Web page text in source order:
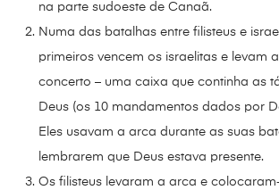
na parte sudoeste de Canaã.
Numa das batalhas entre filisteus e
primeiros vencem os israelitas e levam
concerto – uma caixa que continha as
Deus (os 10 mandamentos dados por
Eles usavam a arca durante as suas
lembrarem que Deus estava presente.
Os filisteus levaram a arca e